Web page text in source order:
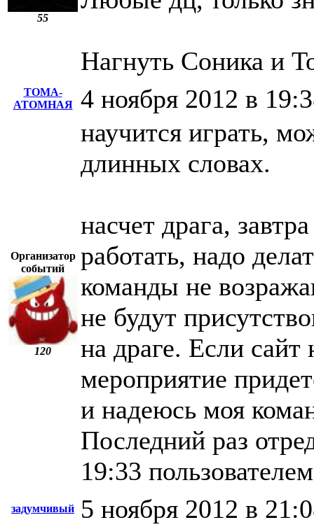
55
Нагнуть Соника и
ТОМА-
АТОМНАЯ
4 ноября 2012 в
Организатор
событий
120
научится играть,
длинных словах.
насчет драга,
работать, надо
команды не
не будут
на драге. Если сайт
мероприятие
и надеюсь моя
Последний раз
19:33
задумчивый 5 ноября 2012 в